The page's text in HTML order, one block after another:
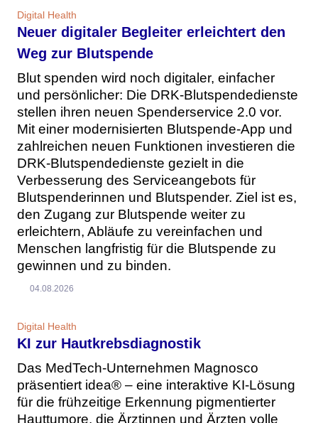
Digital Health
Neuer digitaler Begleiter erleichtert den
Weg zur Blutspende
Blut spenden wird noch digitaler, einfacher
und persönlicher: Die DRK-Blutspendedienste
stellen ihren neuen Spenderservice 2.0 vor.
Mit einer modernisierten Blutspende-App und
zahlreichen neuen Funktionen investieren die
DRK-Blutspendedienste gezielt in die
Verbesserung des Serviceangebots für
Blutspenderinnen und Blutspender. Ziel ist es,
den Zugang zur Blutspende weiter zu
erleichtern, Abläufe zu vereinfachen und
Menschen langfristig für die Blutspende zu
gewinnen und zu binden.
04.08.2026
Digital Health
KI zur Hautkrebsdiagnostik
Das MedTech-Unternehmen Magnosco
präsentiert idea® – eine interaktive KI-Lösung
für die frühzeitige Erkennung pigmentierter
Hauttumore, die Ärztinnen und Ärzten volle